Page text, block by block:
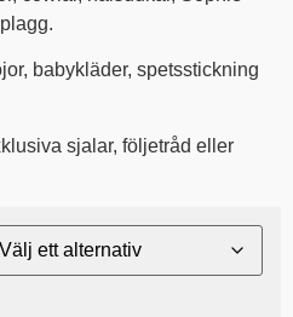
babykläder, spetsstickning
sjalar, följetråd eller